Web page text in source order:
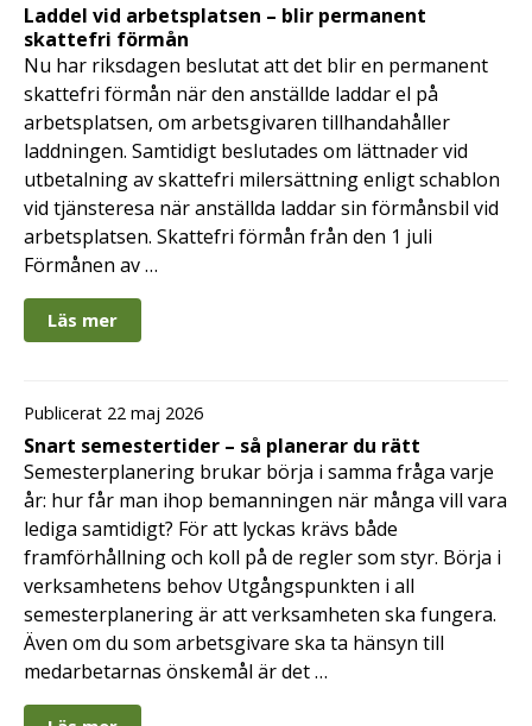
Laddel vid arbetsplatsen – blir permanent
skattefri förmån
Nu har riksdagen beslutat att det blir en permanent
skattefri förmån när den anställde laddar el på
arbetsplatsen, om arbetsgivaren tillhandahåller
laddningen. Samtidigt beslutades om lättnader vid
utbetalning av skattefri milersättning enligt schablon
vid tjänsteresa när anställda laddar sin förmånsbil vid
arbetsplatsen. Skattefri förmån från den 1 juli
Förmånen av …
Läs mer
Publicerat 22 maj 2026
Snart semestertider – så planerar du rätt
Semesterplanering brukar börja i samma fråga varje
år: hur får man ihop bemanningen när många vill vara
lediga samtidigt? För att lyckas krävs både
framförhållning och koll på de regler som styr. Börja i
verksamhetens behov Utgångspunkten i all
semesterplanering är att verksamheten ska fungera.
Även om du som arbetsgivare ska ta hänsyn till
medarbetarnas önskemål är det …